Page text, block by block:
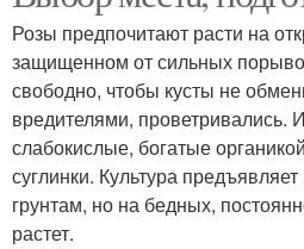
Розы предпочитают расти на
защищенном от сильных
свободно, чтобы кусты не
вредителями, проветривались.
слабокислые, богатые
суглинки. Культура
грунтам, но на бедных,
растет.